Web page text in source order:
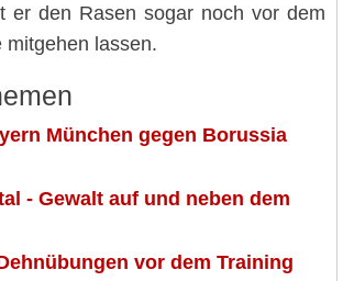
er den Rasen sogar noch vor dem
mitgehen lassen.
München gegen Borussia
- Gewalt auf und neben dem
vor dem Training